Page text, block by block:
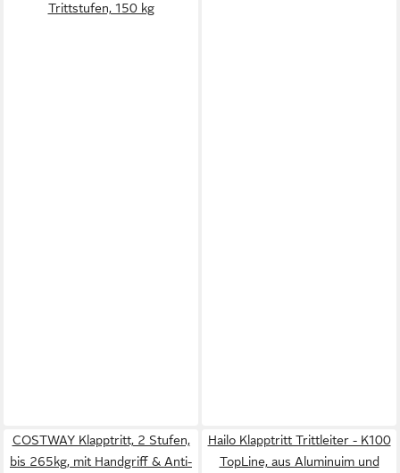
Trittstufen, 150 kg
COSTWAY Klapptritt, 2 Stufen,
bis 265kg, mit Handgriff & Anti-
Hailo Klapptritt Trittleiter - K100
TopLine, aus Aluminuim und